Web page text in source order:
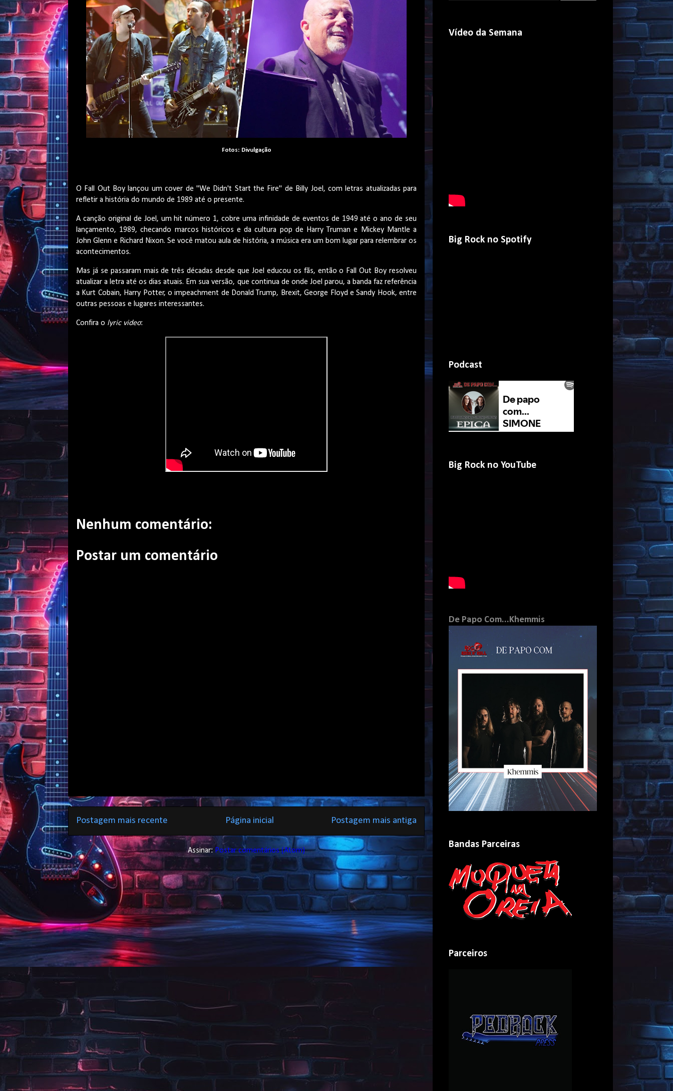
Fotos: Divulgação
O Fall Out Boy lançou um cover de "We Didn't Start the Fire" de Billy Joel, com letras atualizadas para
refletir a história do mundo de 1989 até o presente.
A canção original de Joel, um hit número 1, cobre uma infinidade de eventos de 1949 até o ano de seu
lançamento, 1989, checando marcos históricos e da cultura pop de Harry Truman e Mickey Mantle a
John Glenn e Richard Nixon. Se você matou aula de história, a música era um bom lugar para relembrar os
acontecimentos.
Mas já se passaram mais de três décadas desde que Joel educou os fãs, então o Fall Out Boy resolveu
atualizar a letra até os dias atuais. Em sua versão, que continua de onde Joel parou, a banda faz referência
a Kurt Cobain, Harry Potter, o impeachment de Donald Trump, Brexit, George Floyd e Sandy Hook, entre
outras pessoas e lugares interessantes.
Confira o lyric video:
Nenhum comentário:
Postar um comentário
Postagem mais recente Postagem mais antiga
Página inicial
Assinar: Postar comentários (Atom)
Vídeo da Semana
Big Rock no Spotify
Podcast
Big Rock no YouTube
De Papo Com...Khemmis
Bandas Parceiras
Parceiros